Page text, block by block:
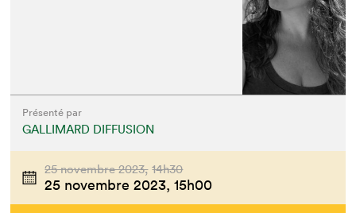
Présenté par
GALLIMARD DIFFUSION
25 novembre 2023, 14h30
25 novembre 2023, 15h00